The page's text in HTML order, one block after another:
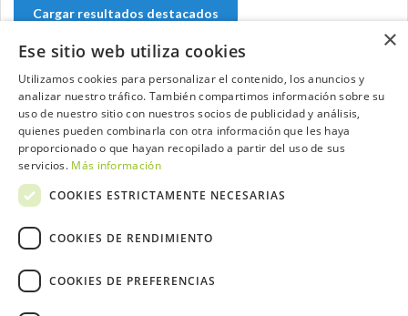
Cargar resultados destacados
Contacta con el equipo de NextCaddy
Opina Contacta
×
Ese sitio web utiliza cookies
Utilizamos cookies para personalizar el contenido, los anuncios y
analizar nuestro tráfico. También compartimos información sobre su
uso de nuestro sitio con nuestros socios de publicidad y análisis,
quienes pueden combinarla con otra información que les haya
proporcionado o que hayan recopilado a partir del uso de sus
servicios. Más información
COOKIES ESTRICTAMENTE NECESARIAS
COOKIES DE RENDIMIENTO
COOKIES DE PREFERENCIAS